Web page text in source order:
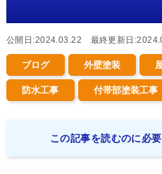
公開日:2024.03.22 最終更新日
ブログ 外壁塗装
防水工事 付帯部塗装工事
この記事を読むのに必